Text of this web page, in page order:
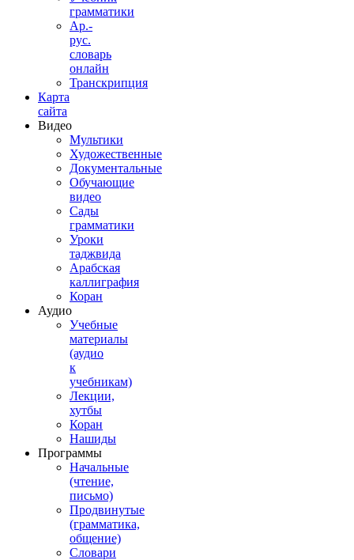
грамматики
Ар.-
рус.
словарь
онлайн
Транскрипция
Карта
сайта
Видео
Мультики
Художественные
Документальные
Обучающие
видео
Сады
грамматики
Уроки
таджвида
Арабская
каллиграфия
Коран
Аудио
Учебные
материалы
(аудио
к
учебникам)
Лекции,
хутбы
Коран
Нашиды
Программы
Начальные
(чтение,
письмо)
Продвинутые
(грамматика,
общение)
Словари